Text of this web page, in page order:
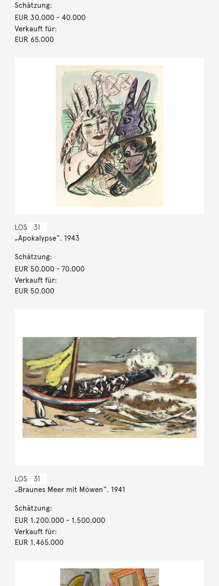
Schätzung:
EUR 30.000- 40.000
Verkauft für:
EUR 65.000
LOS 31
„Apokalypse“. 1943
Schätzung:
EUR 50.000- 70.000
Verkauft für:
EUR 50.000
LOS 31
„Braunes Meer mit Möwen“. 1941
Schätzung:
EUR 1.200.000- 1.500.000
Verkauft für:
EUR 1.465.000